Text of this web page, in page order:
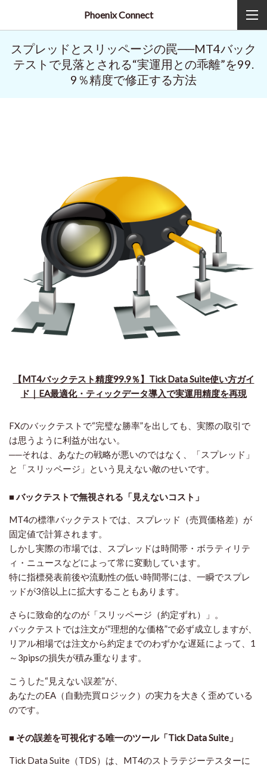
Phoenix Connect
スプレッドとスリッページの罠──MT4バック
テストで見落とされる“実運用との乖離”を99.
9％精度で修正する方法
【MT4バックテスト精度99.9％】Tick Data Suite使い方ガイ
ド｜EA最適化・ティックデータ導入で実運用精度を再現
FXのバックテストで“完璧な勝率”を出しても、実際の取引で
は思うように利益が出ない。
──それは、あなたの戦略が悪いのではなく、「スプレッド」
と「スリッページ」という見えない敵のせいです。
■ バックテストで無視される「見えないコスト」
MT4の標準バックテストでは、スプレッド（売買価格差）が
固定値で計算されます。
しかし実際の市場では、スプレッドは時間帯・ボラティリテ
ィ・ニュースなどによって常に変動しています。
特に指標発表前後や流動性の低い時間帯には、一瞬でスプレ
ッドが3倍以上に拡大することもあります。
さらに致命的なのが「スリッページ（約定ずれ）」。
バックテストでは注文が“理想的な価格”で必ず成立しますが、
リアル相場では注文から約定までのわずかな遅延によって、 1
～3pipsの損失が積み重なります。
こうした“見えない誤差”が、
あなたのEA（自動売買ロジック）の実力を大きく歪めている
のです。
■ その誤差を可視化する唯一のツール「Tick Data Suite」
Tick Data Suite（TDS）は、MT4のストラテジーテスターに